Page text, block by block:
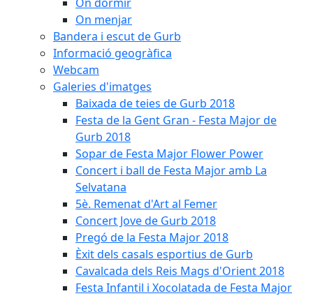
On menjar
Bandera i escut de Gurb
Informació geogràfica
Webcam
Galeries d'imatges
Baixada de teies de Gurb 2018
Festa de la Gent Gran - Festa Major de
Gurb 2018
Sopar de Festa Major Flower Power
Concert i ball de Festa Major amb La
Selvatana
5è. Remenat d'Art al Femer
Concert Jove de Gurb 2018
Pregó de la Festa Major 2018
Èxit dels casals esportius de Gurb
Cavalcada dels Reis Mags d'Orient 2018
Festa Infantil i Xocolatada de Festa Major